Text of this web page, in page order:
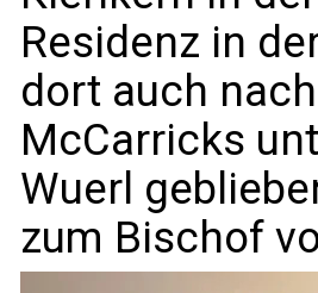
Residenz in
dort auch
McCarricks
Wuerl
zum Bischof